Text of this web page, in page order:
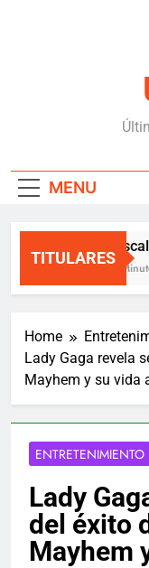
MENU
TITULARES
2
Home
Lady Gaga revela
Mayhem y su vida
ENTRETENIMIENTO
Lady
del éxito
Mayhem